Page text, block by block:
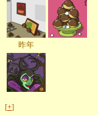
昨年
[+]